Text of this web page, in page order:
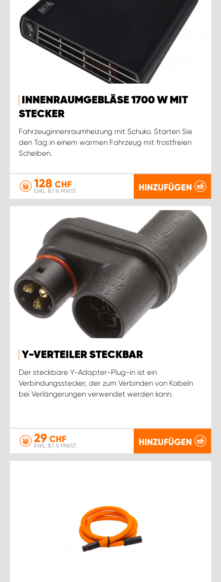
INNENRAUMGEBLÄSE 1700 W MIT
STECKER
Fahrzeuginnenraumheizung mit Schuko. Starten Sie
den Tag in einem warmen Fahrzeug mit frostfreien
Scheiben.
128 CHF
EXKL. 8.1 % MWST. HINZUFÜGEN
Y-VERTEILER STECKBAR
Der steckbare Y-Adapter-Plug-in ist ein
Verbindungsstecker, der zum Verbinden von Kabeln
bei Verlängerungen verwendet werden kann.
29 CHF
EXKL. 8.1 % MWST. HINZUFÜGEN